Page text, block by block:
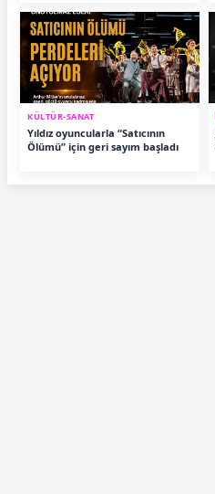
KÜLTÜR-SANAT
Yıldız oyuncularla “Satıcının
Ölümü” için geri sayım başladı